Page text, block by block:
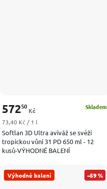
Softlan 3D Ultra aviváž se svěží
tropickou vůní 31 PD 650 ml - 12
kusů-VÝHODNÉ BALENÍ
Skladem
57250
Kč
Měrná cena:
73,40 Kč / 1 l
Výhodné balení –59 %